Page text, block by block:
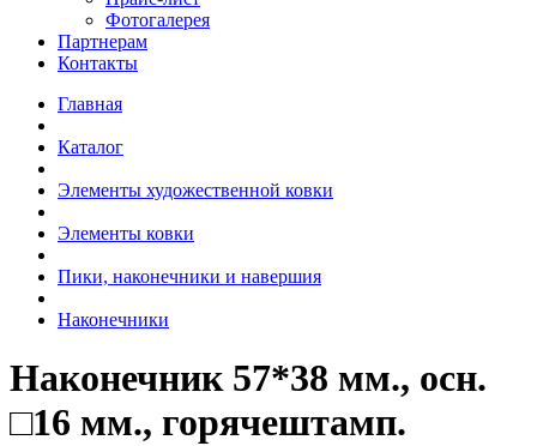
Фотогалерея
Партнерам
Контакты
Главная
Каталог
Элементы художественной ковки
Элементы ковки
Пики, наконечники и навершия
Наконечники
Наконечник 57*38 мм., осн.
□16 мм., горячештамп.